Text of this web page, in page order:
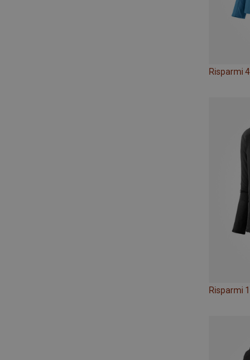
Risparmi
Risparmi